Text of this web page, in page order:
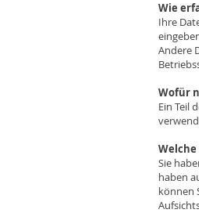
Wie
Ihre
Andere
Wofür
Ein Teil
Sie
haben
können